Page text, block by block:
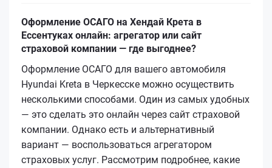
Оформление ОСАГО на Хендай Крета в
Ессентуках онлайн: агрегатор или сайт
страховой компании — где выгоднее?
Оформление ОСАГО для вашего автомобиля
Hyundai Kreta в Черкесске можно осуществить
несколькими способами. Один из самых удобных
— это сделать это онлайн через сайт страховой
компании. Однако есть и альтернативный
вариант — воспользоваться агрегатором
страховых услуг. Рассмотрим подробнее, какие